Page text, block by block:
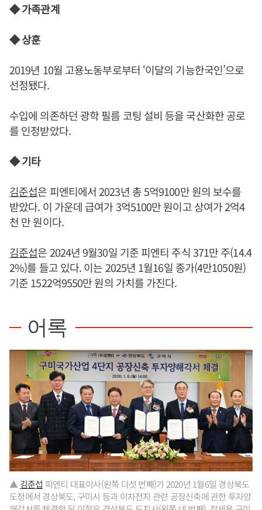
◆ 가족관계
◆ 상훈
2019년 10월 고용노동부로부터 ‘이달의 기능한국인’으로
선정됐다.
수입에 의존하던 광학 필름 코팅 설비 등을 국산화한 공로
를 인정받았다.
◆ 기타
김준섭은 피엔티에서 2023년 총 5억9100만 원의 보수를
받았다. 이 가운데 급여가 3억5100만 원이고 상여가 2억4
천 만 원이다.
김준섭은 2024년 9월30일 기준 피엔티 주식 371만 주(14.4
2%)를 들고 있다. 이는 2025년 1월16일 종가(4만1050원)
기준 1522억9550만 원의 가치를 가진다.
어록
▲ 김준섭 피엔티 대표이사(왼쪽 다섯 번째)가 2020년 1월6일 경상북도
도청에서 경상북도, 구미시 등과 이차전지 관련 공장신축에 관한 투자양